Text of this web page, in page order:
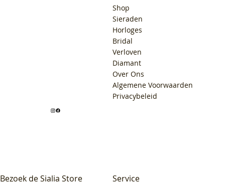
Bezoek de Sialia Store
Shop
Sieraden
Horloges
Bridal
Verloven
Diamant
Over Ons
Algemene Voorwaarden
Privacybeleid
Service